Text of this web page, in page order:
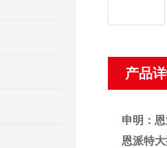
产品
申明：
恩派特